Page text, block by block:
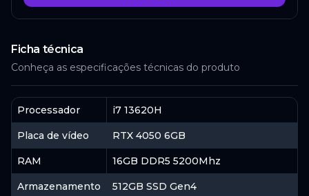
Ficha técnica
Conheça as especificações técnicas do produto
Processador i7 13620H
Placa de vídeo RTX 4050 6GB
RAM 16GB DDR5 5200Mhz
Armazenamento 512GB SSD Gen4